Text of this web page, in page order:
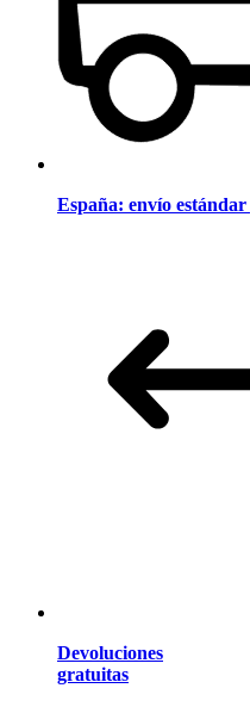
España: envío
Devoluciones
gratuitas